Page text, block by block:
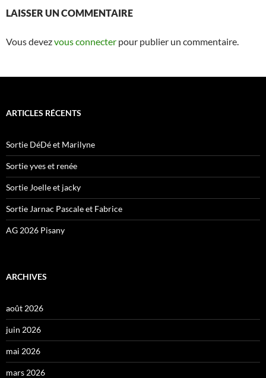
LAISSER UN COMMENTAIRE
Vous devezvous connecter pour publier un commentaire.
ARTICLES RÉCENTS
Sortie DéDé et Marilyne
Sortie yves et renée
Sortie Joelle et jacky
Sortie Jarnac Pascale et Fabrice
AG 2026 Pisany
ARCHIVES
août 2026
juin 2026
mai 2026
mars 2026